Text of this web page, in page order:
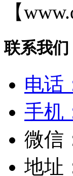
【
联系我们
电话
手机
微信
地址